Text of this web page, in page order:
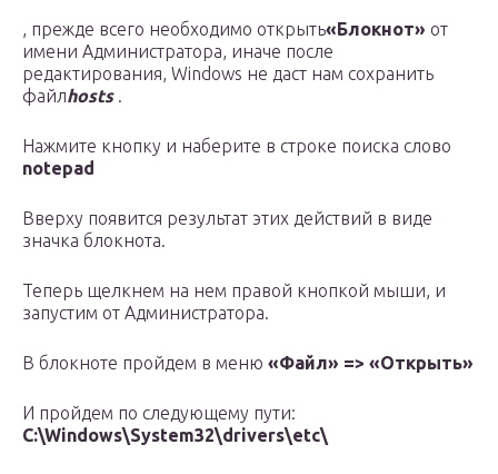
, прежде всего необходимо открыть«Блокнот» от
имени Администратора, иначе после
редактирования, Windows не даст нам сохранить
файлhosts.
Нажмите кнопку и наберите в строке поиска слово
notepad
Вверху появится результат этих действий в виде
значка блокнота.
Теперь щелкнем на нем правой кнопкой мыши, и
запустим от Администратора.
В блокноте пройдем в меню «Файл» => «Открыть»
И пройдем по следующему пути:
C:\Windows\System32\drivers\etc\